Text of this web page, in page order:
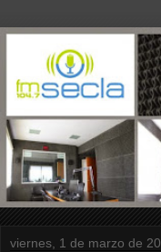
viernes, 1 de marzo de